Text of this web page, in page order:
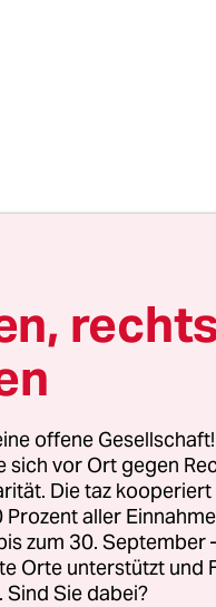
und
von Gibraltar in
gestorben. Die
geworden. Weil
offene
sich vor Ort gegen
Die taz
aller
zum 30. September
Orte unterstützt und
Sie dabei?